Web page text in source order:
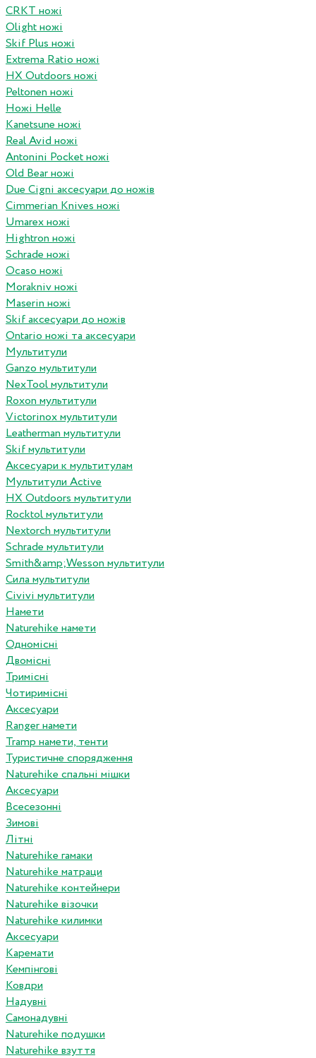
CRKT ножі
Olight ножі
Skif Plus ножі
Extrema Ratio ножі
HX Outdoors ножі
Peltonen ножі
Ножі Helle
Kanetsune ножі
Real Avid ножі
Antonini Pocket ножі
Old Bear ножі
Due Cigni аксесуари до ножів
Cimmerian Knives ножі
Umarex ножі
Hightron ножі
Schrade ножі
Ocaso ножі
Morakniv ножі
Maserin ножі
Skif аксесуари до ножів
Ontario ножі та аксесуари
Мультитули
Ganzo мультитули
NexTool мультитули
Roxon мультитули
Victorinox мультитули
Leatherman мультитули
Skif мультитули
Аксесуари к мультитулам
Мультитули Active
HX Outdoors мультитули
Rocktol мультитули
Nextorch мультитули
Schrade мультитули
Smith&amp;Wesson мультитули
Сила мультитули
Civivi мультитули
Намети
Naturehike намети
Одномісні
Двомісні
Тримісні
Чотиримісні
Аксесуари
Ranger намети
Tramp намети, тенти
Туристичне спорядження
Naturehike спальні мішки
Аксесуари
Всесезонні
Зимові
Літні
Naturehike гамаки
Naturehike матраци
Naturehike контейнери
Naturehike візочки
Naturehike килимки
Аксесуари
Каремати
Кемпінгові
Ковдри
Надувні
Самонадувні
Naturehike подушки
Naturehike взуття